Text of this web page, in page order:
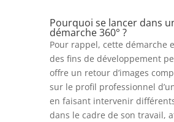
Pourquoi se lancer dans
démarche 360° ?
Pour rappel, cette démarche
des fins de développement
offre un retour d’images
sur le profil professionnel
en faisant intervenir
dans le cadre de son travail,